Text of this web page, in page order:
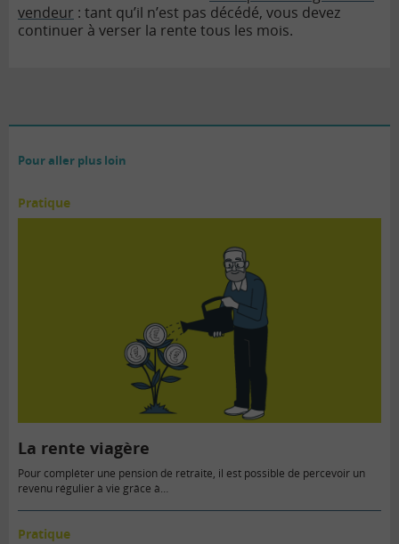
vendeur : tant qu’il n’est pas décédé, vous devez
continuer à verser la rente tous les mois.
Pour aller plus loin
Pratique
La rente viagère
Pour compléter une pension de retraite, il est possible de percevoir un
revenu régulier à vie grâce à…
Pratique